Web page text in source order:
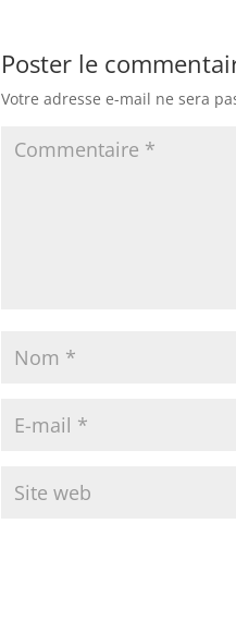
Poster le
Votre adresse e-mail ne sera